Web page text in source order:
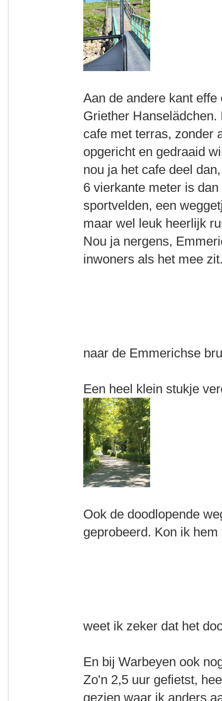
Aan de andere kant
Griether
cafe met terras, zonder
opgericht en gedraaid
nou ja het cafe deel
6 vierkante meter is
sportvelden, een
maar wel leuk heerlijk
Nou ja nergens,
inwoners als het mee
naar de Emmerichse
Een heel klein stukje
Ook de doodlopende
geprobeerd. Kon ik
weet ik zeker dat het
En bij Warbeyen ook
Zo'n 2,5 uur gefietst,
gezien waar ik anders